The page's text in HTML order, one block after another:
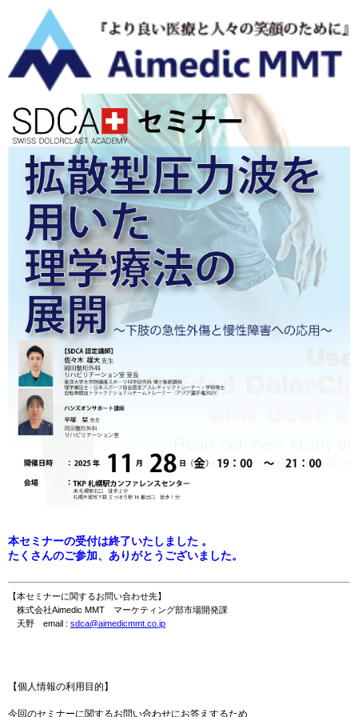
本セミナーの受付は終了いたしました 。
たくさんのご参加、ありがとうございました。
【本セミナーに関するお問い合わせ先】
株式会社Aimedic MMT マーケティング部市場開発課
天野 email : sdca@aimedicmmt.co.jp
【個人情報の利用目的】
今回のセミナーに関するお問い合わせにお答えするため